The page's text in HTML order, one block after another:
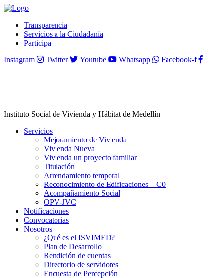
Transparencia
Servicios a la Ciudadanía
Participa
Instagram
Twitter Youtube Whatsapp Facebook-f
Instituto Social de Vivienda y Hábitat de Medellín
Servicios
Mejoramiento de Vivienda
Vivienda Nueva
Vivienda un proyecto familiar
Titulación
Arrendamiento temporal
Reconocimiento de Edificaciones – C0
Acompañamiento Social
OPV-JVC
Notificaciones
Convocatorias
Nosotros
¿Qué es el ISVIMED?
Plan de Desarrollo
Rendición de cuentas
Directorio de servidores
Encuesta de Percepción